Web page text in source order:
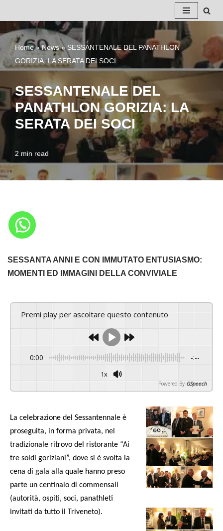
Vai
al
contenuto
Home»News»SESSANTENALE DEL PANATHLON
GORIZIA: LA SERATA DEI SOCI
SESSANTENALE DEL
PANATHLON GORIZIA: LA
SERATA DEI SOCI
2 min read
SESSANTA ANNI E CON IMMUTATO ENTUSIASMO:
MOMENTI ED IMMAGINI DELLA CONVIVIALE
Premi play per ascoltare questo contenuto
0:00 -:--
1x
Powered By GSpeech
La celebrazione del Sessantennale è
proseguita, in forma privata, nel
tradizionale ritrovo del ristorante “Ai
tre soldi goriziani”, dove si è svolta la
cena di gala alla quale hanno preso
parte un centinaio di commensali
(autorità, ospiti, soci, panathleti
invitati da tutto il Triveneto).